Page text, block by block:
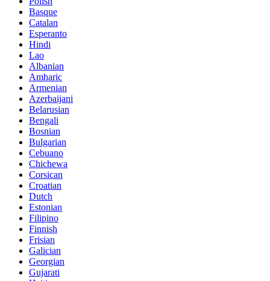
Basque
Catalan
Esperanto
Hindi
Lao
Albanian
Amharic
Armenian
Azerbaijani
Belarusian
Bengali
Bosnian
Bulgarian
Cebuano
Chichewa
Corsican
Croatian
Dutch
Estonian
Filipino
Finnish
Frisian
Galician
Georgian
Gujarati